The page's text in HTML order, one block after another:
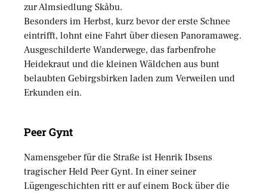
zur Almsiedlung Skåbu.
Besonders im Herbst, kurz bevor der erste Schnee
eintrifft, lohnt eine Fahrt über diesen Panoramaweg.
Ausgeschilderte Wanderwege, das farbenfrohe
Heidekraut und die kleinen Wäldchen aus bunt
belaubten Gebirgsbirken laden zum Verweilen und
Erkunden ein.
Peer Gynt
Namensgeber für die Straße ist Henrik Ibsens
tragischer Held Peer Gynt. In einer seiner
Lügengeschichten ritt er auf einem Bock über die